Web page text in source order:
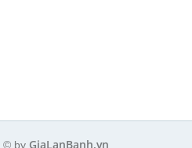
© by GiaLanBanh.vn